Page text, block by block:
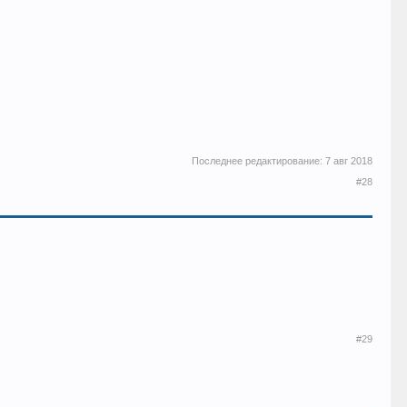
Последнее редактирование: 7 авг 2018
#28
#29